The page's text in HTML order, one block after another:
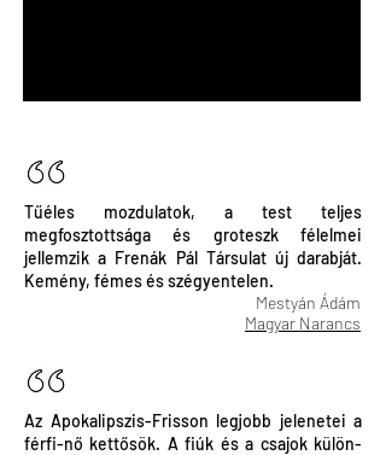
Tűéles mozdulatok, a test teljes
megfosztottsága és groteszk félelmei
jellemzik a Frenák Pál Társulat új darabját.
Kemény, fémes és szégyentelen.
Mestyán Ádám
Magyar Narancs
Az Apokalipszis-Frisson legjobb jelenetei a
férfi-nő kettősök. A fiúk és a csajok külön-